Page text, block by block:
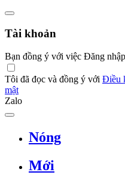
Tài khoản
Bạn đồng ý với việc Đăng
Tôi đã đọc và đồng ý với Điều
mật
Zalo
Nóng
Mới